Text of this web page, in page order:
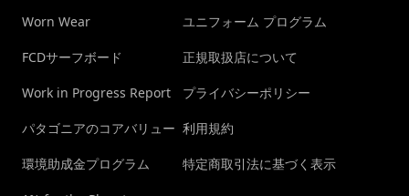
Worn Wear
FCDサーフボード
Work in Progress Report
パタゴニアのコアバリュー
環境助成金プログラム
ユニフォーム プログラム
正規取扱店について
プライバシーポリシー
利用規約
特定商取引法に基づく表示